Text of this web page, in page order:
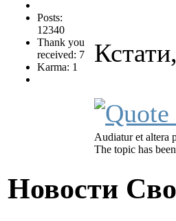
Posts:
12340
Thank you
received: 7
Karma: 1
Audiatur et altera
The topic has
Новости